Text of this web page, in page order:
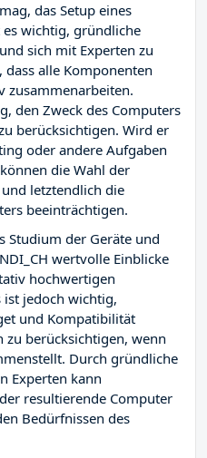
das Setup eines
wichtig, gründliche
sich mit Experten zu
alle Komponenten
zusammenarbeiten.
den Zweck des Computers
berücksichtigen. Wird er
oder andere Aufgaben
die Wahl der
letztendlich die
beeinträchtigen.
Studium der Geräte und
wertvolle Einblicke
hochwertigen
ist jedoch wichtig,
und Kompatibilität
zu berücksichtigen, wenn
Durch gründliche
Experten kann
resultierende Computer
Bedürfnissen des